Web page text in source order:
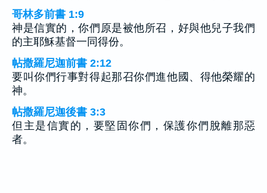
哥林多前書 1:9
神是信實的，你們原是被他所召，好與他兒子我們
的主耶穌基督一同得份。
帖撒羅尼迦前書 2:12
要叫你們行事對得起那召你們進他國、得他榮耀的
神。
帖撒羅尼迦後書 3:3
但主是信實的，要堅固你們，保護你們脫離那惡
者。